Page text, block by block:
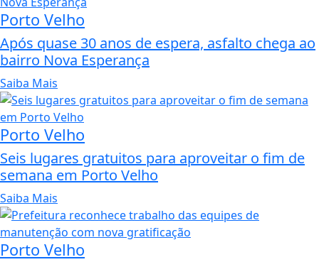
Porto Velho
Após quase 30 anos de espera, asfalto chega ao
bairro Nova Esperança
Saiba Mais
Porto Velho
Seis lugares gratuitos para aproveitar o fim de
semana em Porto Velho
Saiba Mais
Porto Velho